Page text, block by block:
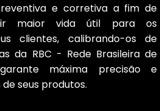
e corretiva a fim de
maior vida útil para os
clientes, calibrando-os de
da RBC - Rede Brasileira de
máxima precisão e
seus produtos.